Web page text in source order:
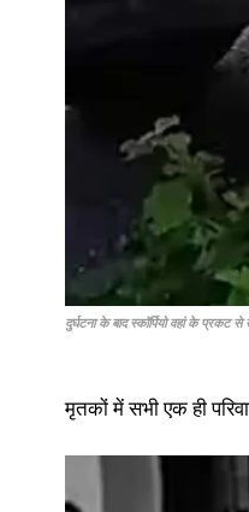
दुर्घटना के बाद स्कॉर्पियो वहां के प्रकट
मृतकों में सभी एक ही